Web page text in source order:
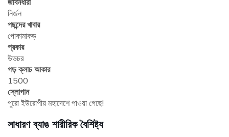
নির্জন
পছন্দের খাবার
পোকামাকড়
প্রকার
উভচর
গড় ক্লাচ আকার
1500
স্লোগান
পুরো ইউরোপীয় মহাদেশে পাওয়া গেছে!
সাধারণ ব্যাঙ শারীরিক বৈশিষ্ট্য